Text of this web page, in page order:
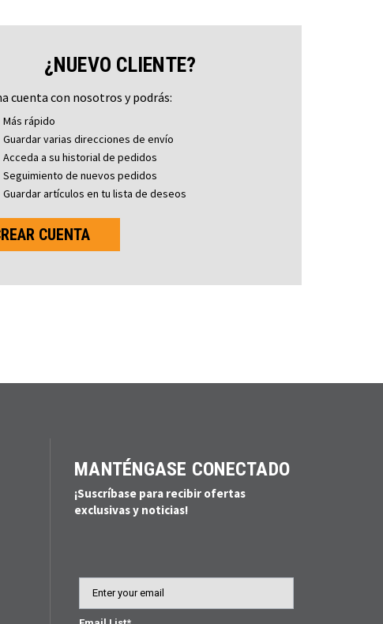
¿NUEVO CLIENTE?
cuenta con nosotros y podrás:
Más rápido
Guardar varias direcciones de envío
Acceda a su historial de pedidos
Seguimiento de nuevos pedidos
Guardar artículos en tu lista de deseos
CUENTA
MANTÉNGASE CONECTADO
¡Suscríbase para recibir ofertas
exclusivas y noticias!